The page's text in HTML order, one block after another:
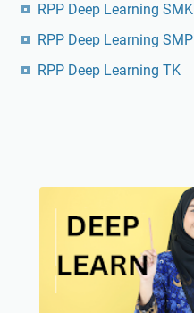
RPP Deep Learning SMK
RPP Deep Learning SMP
RPP Deep Learning TK